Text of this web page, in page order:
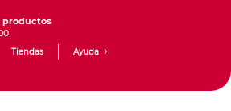
productos
Tiendas Ayuda